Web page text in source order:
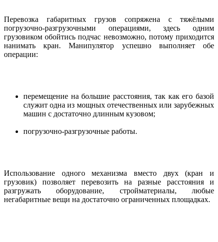
Перевозка габаритных грузов сопряжена с тяжёлыми
погрузочно-разгрузочными операциями, здесь одним
грузовиком обойтись подчас невозможно, потому приходится
нанимать кран. Манипулятор успешно выполняет обе
операции:
перемещение на большие расстояния, так как его базой
служит одна из мощных отечественных или зарубежных
машин с достаточно длинным кузовом;
погрузочно-разгрузочные работы.
Использование одного механизма вместо двух (кран и
грузовик) позволяет перевозить на разные расстояния и
разгружать оборудование, стройматериалы, любые
негабаритные вещи на достаточно ограниченных площадках.